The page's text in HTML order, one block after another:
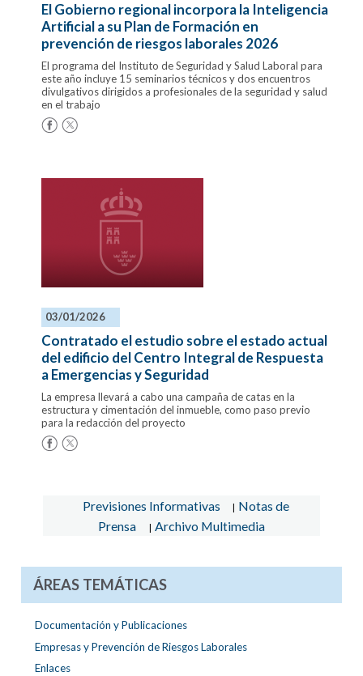
El Gobierno regional incorpora la Inteligencia
Artificial a su Plan de Formación en
prevención de riesgos laborales 2026
El programa del Instituto de Seguridad y Salud Laboral para
este año incluye 15 seminarios técnicos y dos encuentros
divulgativos dirigidos a profesionales de la seguridad y salud
en el trabajo
03/01/2026
Contratado el estudio sobre el estado actual
del edificio del Centro Integral de Respuesta
a Emergencias y Seguridad
La empresa llevará a cabo una campaña de catas en la
estructura y cimentación del inmueble, como paso previo
para la redacción del proyecto
Previsiones Informativas | Notas de
Prensa
| Archivo Multimedia
ÁREAS TEMÁTICAS
Documentación y Publicaciones
Empresas y Prevención de Riesgos Laborales
Enlaces